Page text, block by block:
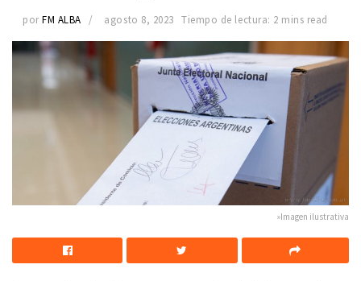
por FM ALBA agosto 8, 2023 Tiempo de lectura: 2 mins read
»Imagen ilustrativa